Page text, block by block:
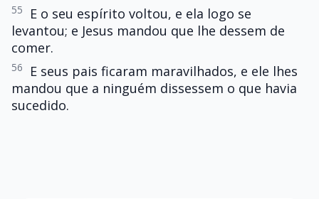
55
E o seu espírito voltou, e ela logo se
levantou; e Jesus mandou que lhe dessem de
comer.
56
E seus pais ficaram maravilhados, e ele lhes
mandou que a ninguém dissessem o que havia
sucedido.